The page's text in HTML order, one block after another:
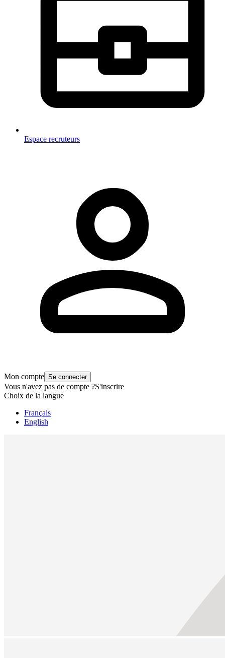
Espace recruteurs
Mon compte Se connecter
Vous n'avez pas de compte ?S'inscrire
Choix de la langue
Français
English